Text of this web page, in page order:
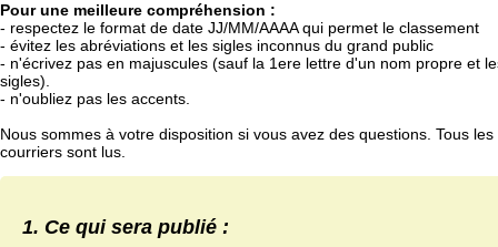
Pour une meilleure compréhension :
- respectez le format de date JJ/MM/AAAA qui permet le classement
- évitez les abréviations et les sigles inconnus du grand public
- n'écrivez pas en majuscules (sauf la 1ere lettre d'un nom propre et
sigles).
- n'oubliez pas les accents.
Nous sommes à votre disposition si vous avez des questions. Tous les
courriers sont lus.
1. Ce qui sera publié :